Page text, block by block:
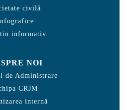
civilă
informativ
NOI
de Administrare
CRJM
internă